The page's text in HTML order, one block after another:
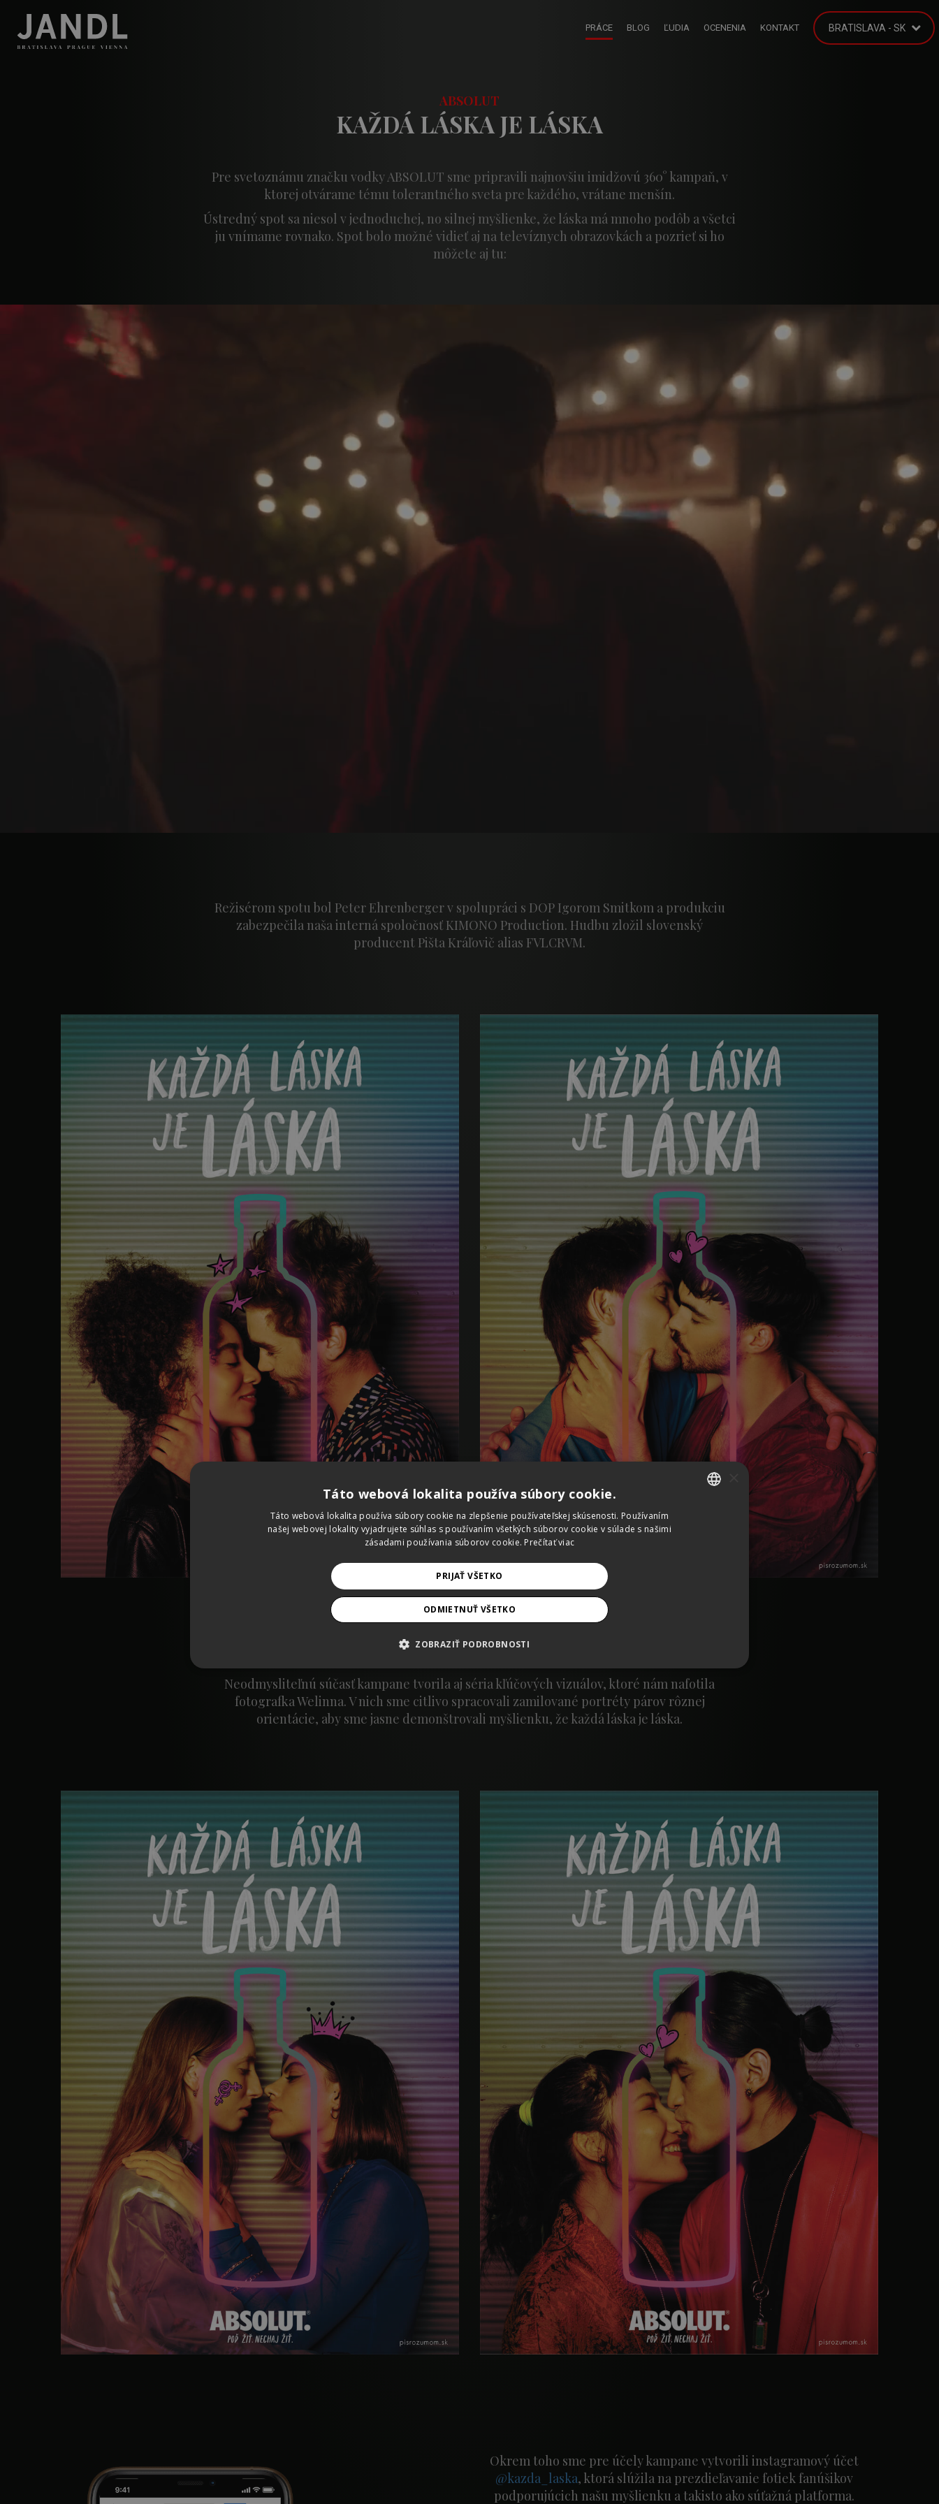
PRÁCE BLOG ĽUDIA OCENENIA KONTAKT BRATISLAVA - SK
ABSOLUT
KAŽDÁ LÁSKA JE LÁSKA
Pre svetoznámu značku vodky ABSOLUT sme pripravili najnovšiu imidžovú 360° kampaň, v
ktorej otvárame tému tolerantného sveta pre každého, vrátane menšín.
Ústredný spot sa niesol v jednoduchej, no silnej myšlienke, že láska má mnoho podôb a všetci
ju vnímame rovnako. Spot bolo možné vidieť aj na televíznych obrazovkách a pozrieť si ho
môžete aj tu:
Režisérom spotu bol Peter Ehrenberger v spolupráci s DOP Igorom Smitkom a produkciu
zabezpečila naša interná spoločnosť KIMONO Production. Hudbu zložil slovenský
producent Pišta Kráľovič alias FVLCRVM.
Neodmysliteľnú súčasť kampane tvorila aj séria kľúčových vizuálov, ktoré nám nafotila
fotografka Welinna. V nich sme citlivo spracovali zamilované portréty párov rôznej
orientácie, aby sme jasne demonštrovali myšlienku, že každá láska je láska.
Okrem toho sme pre účely kampane vytvorili instagramový účet
@kazda_laska, ktorá slúžila na prezdieľavanie fotiek fanúšikov
podporujúcich našu myšlienku a takisto ako súťažná platforma.
Táto webová lokalita používa súbory cookie.
Táto webová lokalita používa súbory cookie na zlepšenie používateľskej skúsenosti. Používaním
našej webovej lokality vyjadrujete súhlas s používaním všetkých súborov cookie v súlade s našimi
zásadami používania súborov cookie. Prečítať viac
PRIJAŤ VŠETKO
ODMIETNUŤ VŠETKO
ZOBRAZIŤ PODROBNOSTI